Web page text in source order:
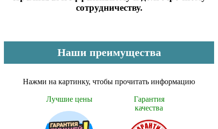
сотрудничеству.
Наши преимущества
Нажми на картинку, чтобы прочитать информацию
Лучшие цены
Гарантия
качества